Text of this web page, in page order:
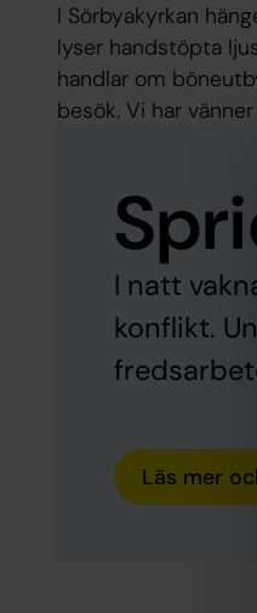
I Sörbyakyrkan
lyser handstöpta
handlar om
besök. Vi har
I natt
konflikt.
Läs mer